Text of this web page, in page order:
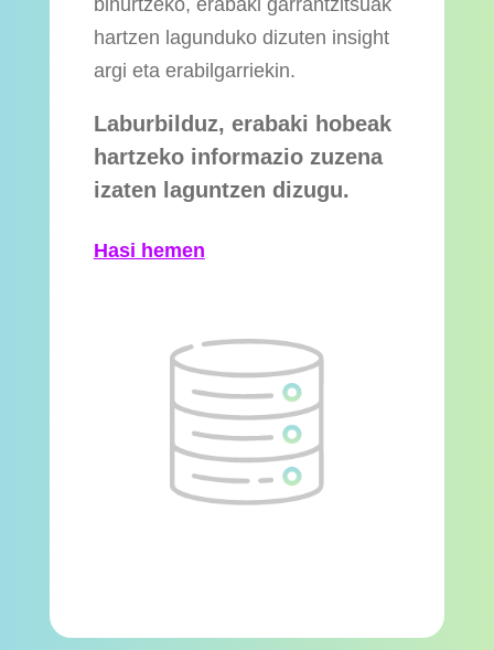
bihurtzeko, erabaki garrantzitsuak
hartzen lagunduko dizuten insight
argi eta erabilgarriekin.
Laburbilduz, erabaki hobeak
hartzeko informazio zuzena
izaten laguntzen dizugu.
Hasi hemen